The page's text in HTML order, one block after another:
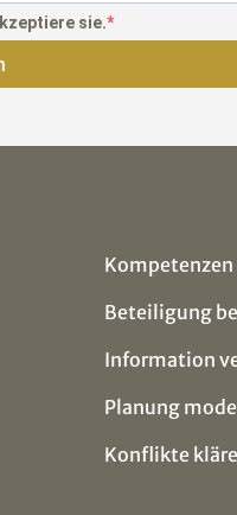
sie.
Kompetenzen
Beteiligung
Information
Planung
Konflikte